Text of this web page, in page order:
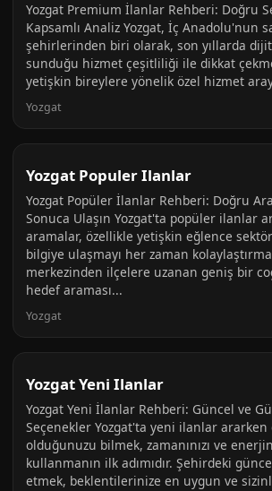
Yozgat Premium İlanlar Rehberi: Doğru
Kapsamlı Analiz Yozgat, İç Anadolu'nun
şehirlerinden biri olarak, son yıllarda
sunduğu hizmet çeşitliliği ile dikkat
yetişkin bireylere yönelik özel hizmet
Yozgat
Yozgat Populer Ilanlar
Yozgat Popüler İlanlar Rehberi: Doğru
Sonuca Ulaşın Yozgat'ta popüler ilanlar
aramalar, özellikle yetişkin eğlence
bilgiye ulaşmayı her zaman
merkezinden ilçelere uzanan geniş bir
hedef araması...
Yozgat
Yozgat Yeni Ilanlar
Yozgat Yeni İlanlar Rehberi: Güncel ve
Seçenekler Yozgat'ta yeni ilanlar
olduğunuzu bilmek, zamanınızı ve
kullanmanın ilk adımıdır. Şehirdeki
etmek, beklentilerinize en uygun ve